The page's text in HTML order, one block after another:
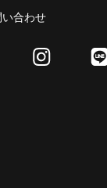
い合わせ